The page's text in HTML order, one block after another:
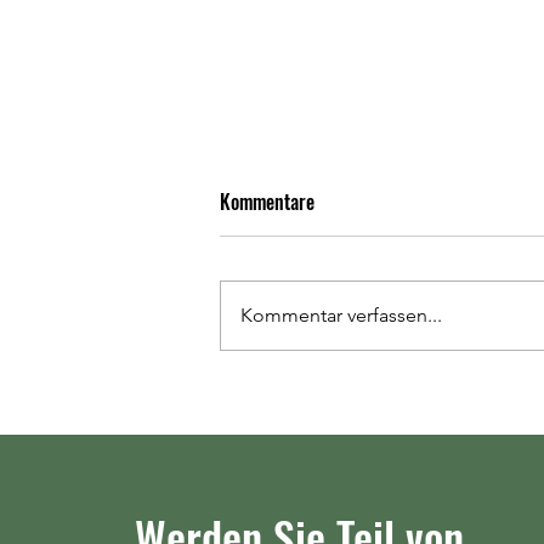
Kommentare
Kommentar verfassen...